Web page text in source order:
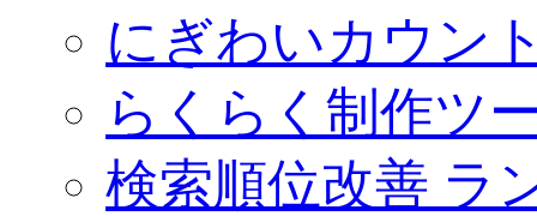
にぎわいカウン
らくらく制作ツ
検索順位改善 ラ